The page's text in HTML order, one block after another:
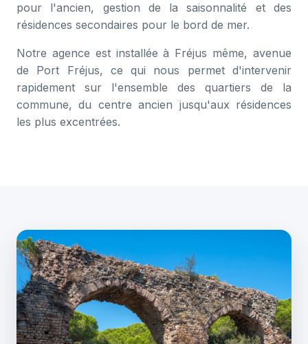
pour l'ancien, gestion de la saisonnalité et des
résidences secondaires pour le bord de mer.
Notre agence est installée à Fréjus même, avenue
de Port Fréjus, ce qui nous permet d'intervenir
rapidement sur l'ensemble des quartiers de la
commune, du centre ancien jusqu'aux résidences
les plus excentrées.